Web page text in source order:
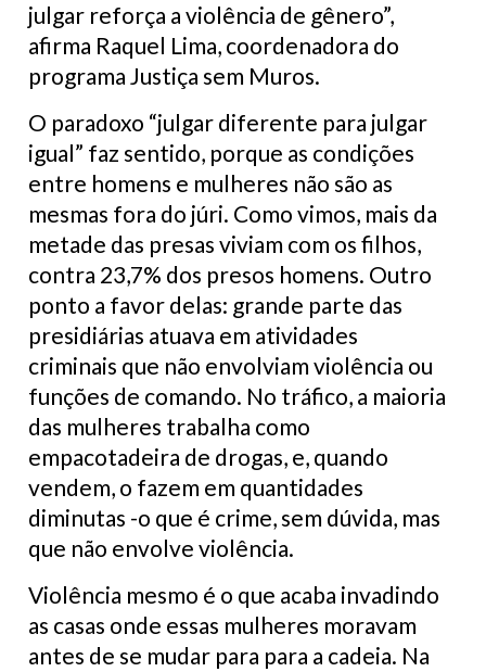
julgar reforça a violência de gênero”,
afirma Raquel Lima, coordenadora do
programa Justiça sem Muros.
O paradoxo “julgar diferente para julgar
igual” faz sentido, porque as condições
entre homens e mulheres não são as
mesmas fora do júri. Como vimos, mais da
metade das presas viviam com os filhos,
contra 23,7% dos presos homens. Outro
ponto a favor delas: grande parte das
presidiárias atuava em atividades
criminais que não envolviam violência ou
funções de comando. No tráfico, a maioria
das mulheres trabalha como
empacotadeira de drogas, e, quando
vendem, o fazem em quantidades
diminutas -o que é crime, sem dúvida, mas
que não envolve violência.
Violência mesmo é o que acaba invadindo
as casas onde essas mulheres moravam
antes de se mudar para para a cadeia. Na